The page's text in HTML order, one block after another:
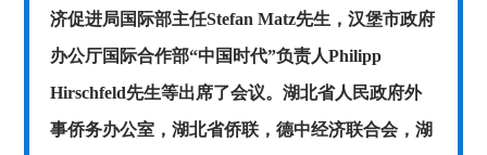
济促进局国际部主任Stefan Matz先生，汉堡市政府
办公厅国际合作部“中国时代”负责人Philipp
Hirschfeld先生等出席了会议。湖北省人民政府外
事侨务办公室，湖北省侨联，德中经济联合会，湖